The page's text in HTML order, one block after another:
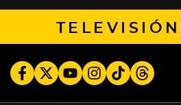
TELEVISIÓN
FacebookTwitterYoutubeInstagram
TikTokThreads